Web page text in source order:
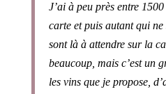
J’ai à peu près entre
carte et puis autant qui
sont là à attendre sur la
beaucoup, mais c’est un
les vins que je propose,